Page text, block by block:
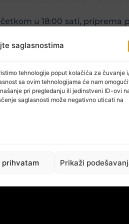
saglasnostima
tehnologije poput kolačića za čuvanje
sa ovim tehnologijama će nam
pri pregledanju ili jedinstveni ID-ovi
saglasnosti može negativno uticati na
prihvatam Prikaži
u 18:00 sati,
staza Almira
i mr. Munib Efendić.